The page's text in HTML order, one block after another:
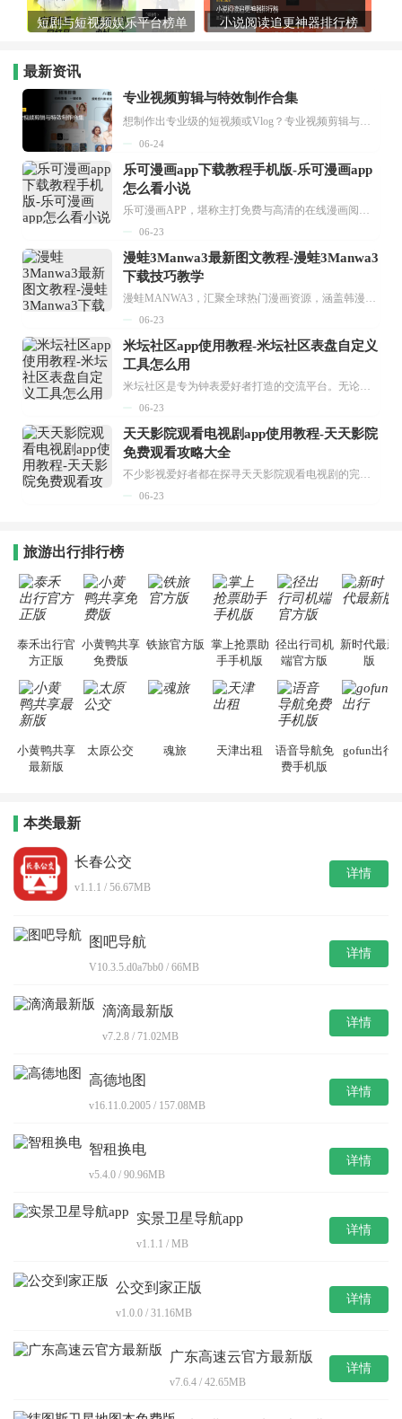
短剧与短视频娱乐平台榜单 小说阅读追更神器排行榜
最新资讯
专业视频剪辑与特效制作合集
想制作出专业级的短视频或Vlog？专业视频剪辑与特效制作大全专题为你提供了从剪辑、抠像到特效包装的全套解决方案。无论是添加炫酷的片头、进行精准的视频抠图，还是制...
06-24
乐可漫画app下载教程手机版-乐可漫画app
怎么看小说
乐可漫画APP，堪称主打免费与高清的在线漫画阅读神器。其官方版提供海量完整版漫画资源，无论是国内漫画，还是日漫、韩漫、台漫、美漫等国外漫画，应有尽有，随时供你阅读。只需轻点一下，便能直接进入阅读界面。不仅如此，乐可漫画最新版本更新速度极快，在这里，你总能抢先看到全网一手漫画章节内容！...
06-23
漫蛙3Manwa3最新图文教程-漫蛙3Manwa3
下载技巧教学
漫蛙MANWA3，汇聚全球热门漫画资源，涵盖韩漫、欧美漫画、国漫等多种类型，题材丰富多样，全方位满足用户阅读喜好。它不仅是阅读平台，更是创作平台，为广大用户打造零门槛创作环境。...
06-23
米坛社区app使用教程-米坛社区表盘自定义
工具怎么用
米坛社区是专为钟表爱好者打造的交流平台。无论你是初涉钟表领域的普通爱好者，还是拥有多年收藏经验的资深玩家，都能在此找到属于自己的天地。 无需注册，就能轻松参与其中。通过专业的讨论论坛与丰富的交互功能，你可与世界各地的钟表爱好者畅快交流。若你钟情于钟表，米坛社区无疑是值得一试的理想之选。在这里，你能获取最新的手表资讯，交流见解，提升鉴赏品味，让每一块手表都成为收藏故事中重要的一部分。感兴趣的朋友，不要错过下载机会。...
06-23
天天影院观看电视剧app使用教程-天天影院
免费观看攻略大全
不少影视爱好者都在探寻天天影院观看电视剧的完整方法，结合最新平台使用规则，本篇新手入门攻略全面讲解观看渠道、检索流程、播放设置以及画面模式调整等实用内容。全文适配手机、电脑等主流设备，步骤简洁易懂，无论是初次使用的新手，还是想要优化观影体验的用户，都能参照内容快速上手，熟练掌握平台各项操作技巧，轻松畅享影视内容。...
06-23
旅游出行排行榜
泰禾出行官
方正版
小黄鸭共享
免费版
铁旅官方版 掌上抢票助
手手机版
径出行司机
端官方版
新时代最新
版
小黄鸭共享
最新版
太原公交 魂旅 天津出租
语音导航免
费手机版
gofun出行
本类最新
长春公交
v1.1.1 / 56.67MB
详情
图吧导航
V10.3.5.d0a7bb0 / 66MB
详情
滴滴最新版
v7.2.8 / 71.02MB
详情
高德地图
v16.11.0.2005 / 157.08MB
详情
智租换电
v5.4.0 / 90.96MB
详情
实景卫星导航app
v1.1.1 / MB
详情
公交到家正版
v1.0.0 / 31.16MB
详情
广东高速云官方最新版
v7.6.4 / 42.65MB
详情